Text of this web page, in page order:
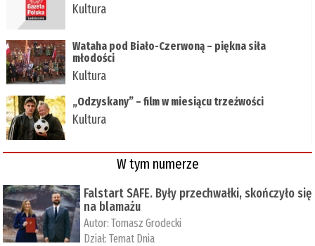
Kultura
Wataha pod Biało-Czerwoną – piękna siła
młodości
Kultura
„Odzyskany” – film w miesiącu trzeźwości
Kultura
W tym numerze
Falstart SAFE. Były przechwałki, skończyło się
na blamażu
Autor:Tomasz Grodecki
Dział:Temat Dnia